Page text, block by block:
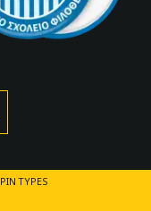
PIN TYPES